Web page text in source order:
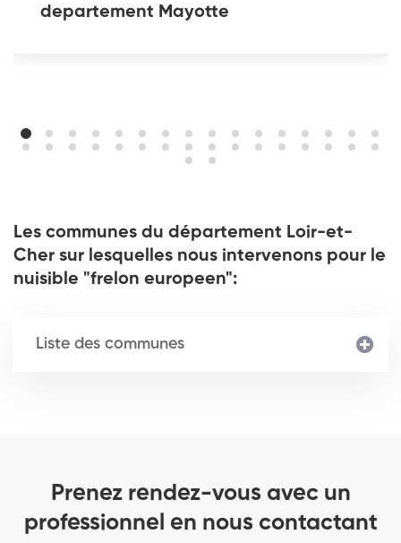
departement Mayotte
Les communes du département Loir-et-
Cher sur lesquelles nous intervenons pour le
nuisible "frelon europeen":
Liste des communes
Prenez rendez-vous avec un
professionnel en nous contactant